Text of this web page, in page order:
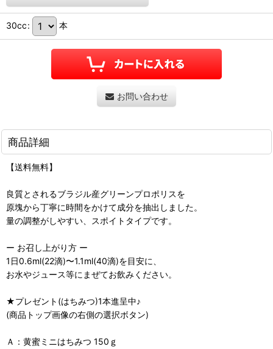
30cc: 本
お問い合わせ
商品詳細
【送料無料】
良質とされるブラジル産グリーンプロポリスを
原塊から丁寧に時間をかけて成分を抽出しました。
量の調整がしやすい、スポイトタイプです。
ー お召し上がり方 ー
1日0.6ml(22滴)〜1.1ml(40滴)を目安に、
お水やジュース等にまぜてお飲みください。
★プレゼント(はちみつ)1本進呈中♪
(商品トップ画像の右側の選択ボタン)
Ａ：黄蜜ミニはちみつ 150ｇ